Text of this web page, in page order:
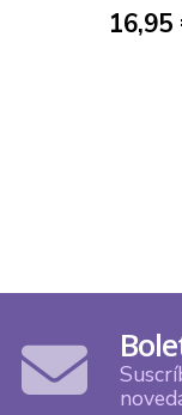
16,95